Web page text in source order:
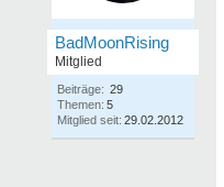
BadMoonRising
Mitglied
Beiträge: 29
Themen: 5
Mitglied seit: 29.02.2012